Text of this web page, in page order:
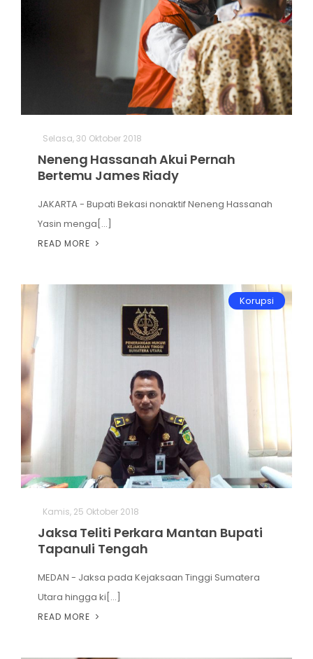
Selasa, 30 Oktober 2018
Neneng Hassanah Akui Pernah
Bertemu James Riady
JAKARTA - Bupati Bekasi nonaktif Neneng Hassanah
Yasin menga[...]
READ MORE
Korupsi
Kamis, 25 Oktober 2018
Jaksa Teliti Perkara Mantan Bupati
Tapanuli Tengah
MEDAN - Jaksa pada Kejaksaan Tinggi Sumatera
Utara hingga ki[...]
READ MORE